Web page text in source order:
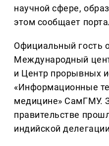
научной сфере,
этом сообщает
Официальный гость
Международный
и Центр прорывных
«Информационные
медицине» СамГМУ.
правительстве
индийской